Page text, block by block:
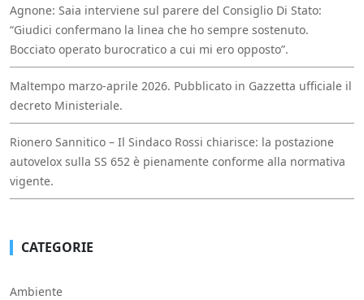
Agnone: Saia interviene sul parere del Consiglio Di Stato:
“Giudici confermano la linea che ho sempre sostenuto.
Bocciato operato burocratico a cui mi ero opposto”.
Maltempo marzo-aprile 2026. Pubblicato in Gazzetta ufficiale il
decreto Ministeriale.
Rionero Sannitico – Il Sindaco Rossi chiarisce: la postazione
autovelox sulla SS 652 è pienamente conforme alla normativa
vigente.
CATEGORIE
Ambiente